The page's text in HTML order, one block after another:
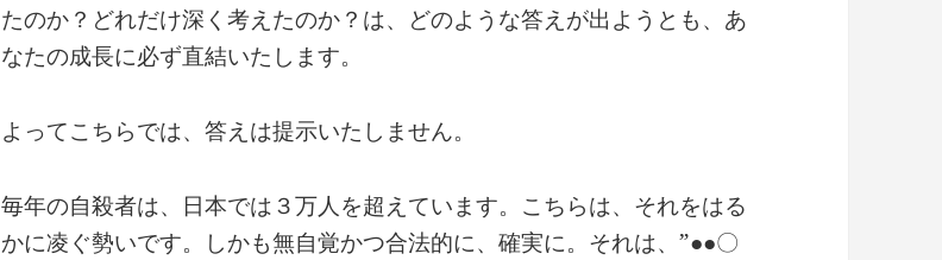
たのか？どれだけ深く考えたのか？は、どのような答えが出ようとも、あ
なたの成長に必ず直結いたします。
よってこちらでは、答えは提示いたしません。
毎年の自殺者は、日本では３万人を超えています。こちらは、それをはる
かに凌ぐ勢いです。しかも無自覚かつ合法的に、確実に。それは、”●●〇